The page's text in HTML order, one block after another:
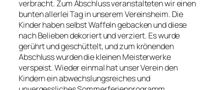
verbracht. Zum Abschluss veranstalteten wir einen
bunten allerlei Tag in unserem Vereinsheim. Die
Kinder haben selbst Waffeln gebacken und diese
nach Belieben dekoriert und verziert. Es wurde
gerührt und geschüttelt, und zum krönenden
Abschluss wurden die kleinen Meisterwerke
verspeist. Wieder einmal hat unser Verein den
Kindern ein abwechslungsreiches und